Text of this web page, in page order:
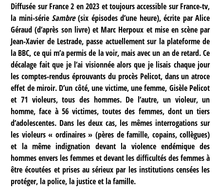
Diffusée sur France 2 en 2023 et toujours accessible sur France-tv,
la mini-sérieSambre(six épisodes d’une heure), écrite par Alice
Géraud (d’après son livre) et Marc Herpoux et mise en scène par
Jean-Xavier de Lestrade, passe actuellement sur la plateforme de
la BBC, ce qui m’a permis de la voir, mais avec un an de retard. Ce
décalage fait que je l’ai visionnée alors que je lisais chaque jour
les comptes-rendus éprouvants du procès Pelicot, dans un atroce
effet de miroir. D’un côté, une victime, une femme, Gisèle Pelicot
et 71 violeurs, tous des hommes. De l’autre, un violeur, un
homme, face à 56 victimes, toutes des femmes, dont un tiers
d’adolescentes. Dans les deux cas, les mêmes interrogations sur
les violeurs « ordinaires » (pères de famille, copains, collègues)
et la même indignation devant la violence endémique des
hommes envers les femmes et devant les difficultés des femmes à
être écoutées et prises au sérieux par les institutions censées les
protéger, la police, la justice et la famille.